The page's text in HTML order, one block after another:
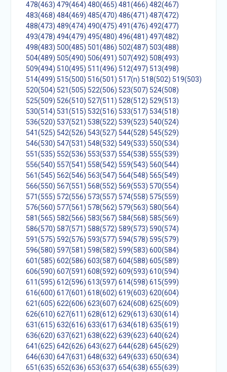
478(463) 479(464) 480(465) 481(466) 482(467)
483(468) 484(469) 485(470) 486(471) 487(472)
488(473) 489(474) 490(475) 491(476) 492(477)
493(478) 494(479) 495(480) 496(481) 497(482)
498(483) 500(485) 501(486) 502(487) 503(488)
504(489) 505(490) 506(491) 507(492) 508(493)
509(494) 510(495) 511(496) 512(497) 513(498)
514(499) 515(500) 516(501) 517(n) 518(502) 519(503)
520(504) 521(505) 522(506) 523(507) 524(508)
525(509) 526(510) 527(511) 528(512) 529(513)
530(514) 531(515) 532(516) 533(517) 534(518)
536(520) 537(521) 538(522) 539(523) 540(524)
541(525) 542(526) 543(527) 544(528) 545(529)
546(530) 547(531) 548(532) 549(533) 550(534)
551(535) 552(536) 553(537) 554(538) 555(539)
556(540) 557(541) 558(542) 559(543) 560(544)
561(545) 562(546) 563(547) 564(548) 565(549)
566(550) 567(551) 568(552) 569(553) 570(554)
571(555) 572(556) 573(557) 574(558) 575(559)
576(560) 577(561) 578(562) 579(563) 580(564)
581(565) 582(566) 583(567) 584(568) 585(569)
586(570) 587(571) 588(572) 589(573) 590(574)
591(575) 592(576) 593(577) 594(578) 595(579)
596(580) 597(581) 598(582) 599(583) 600(584)
601(585) 602(586) 603(587) 604(588) 605(589)
606(590) 607(591) 608(592) 609(593) 610(594)
611(595) 612(596) 613(597) 614(598) 615(599)
616(600) 617(601) 618(602) 619(603) 620(604)
621(605) 622(606) 623(607) 624(608) 625(609)
626(610) 627(611) 628(612) 629(613) 630(614)
631(615) 632(616) 633(617) 634(618) 635(619)
636(620) 637(621) 638(622) 639(623) 640(624)
641(625) 642(626) 643(627) 644(628) 645(629)
646(630) 647(631) 648(632) 649(633) 650(634)
651(635) 652(636) 653(637) 654(638) 655(639)